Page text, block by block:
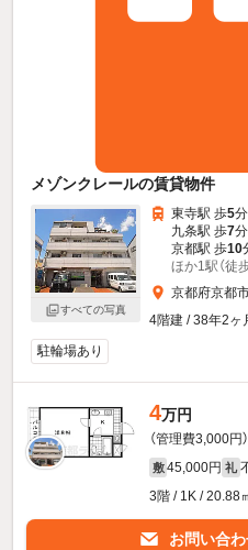
メゾンクレールの賃貸物件
すべての写真
東寺駅 歩5
九条駅 歩7分
京都駅 歩10
ほか1駅（徒
京都府京都
4階建 / 38年2ヶ
駐輪場あり
4万円
（管理費3,000円）
敷 45,000円 礼
3階 / 1K / 20.88
お問い合